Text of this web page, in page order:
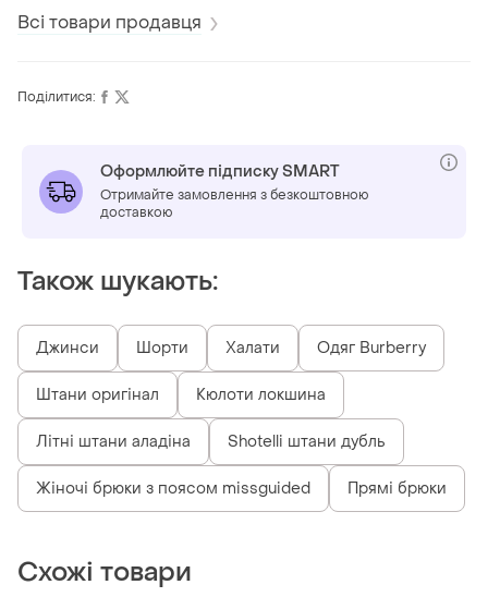
Всі товари продавця
Поділитися:
Оформлюйте підписку SMART
Отримайте замовлення з безкоштовною
доставкою
Також шукають:
Джинси Шорти Халати Одяг Burberry
Штани оригінал Кюлоти локшина
Літні штани аладіна Shotelli штани дубль
Жіночі брюки з поясом missguided Прямі брюки
Схожі товари